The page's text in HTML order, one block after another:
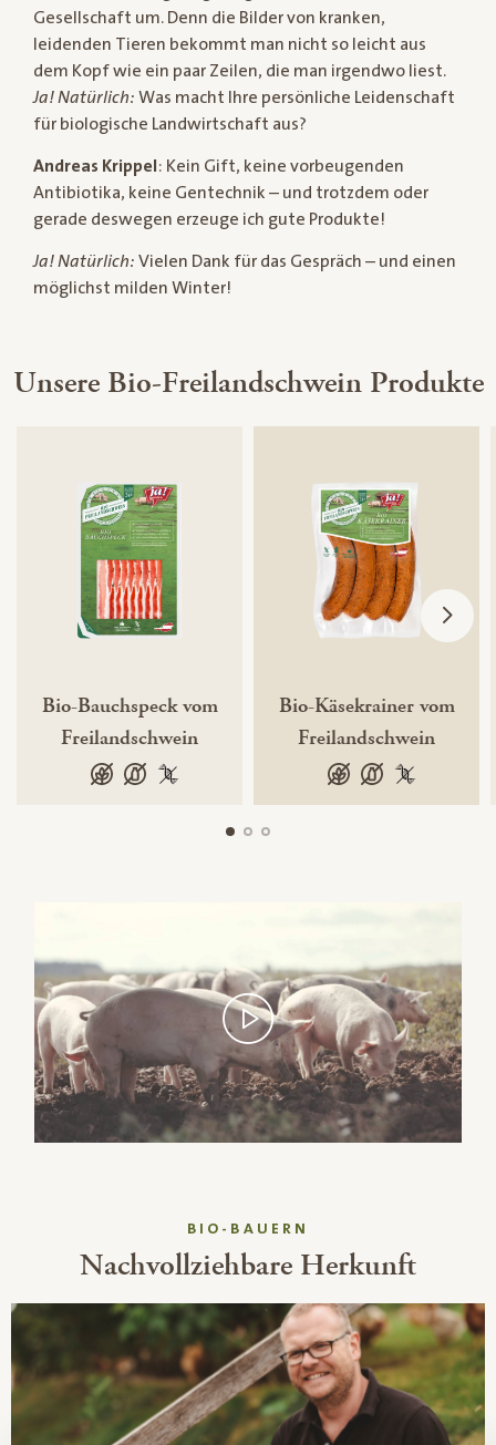
Gesellschaft um. Denn die Bilder von kranken,
leidenden Tieren bekommt man nicht so leicht aus
dem Kopf wie ein paar Zeilen, die man irgendwo liest.
Ja! Natürlich: Was macht Ihre persönliche Leidenschaft
für biologische Landwirtschaft aus?
Andreas Krippel: Kein Gift, keine vorbeugenden
Antibiotika, keine Gentechnik – und trotzdem oder
gerade deswegen erzeuge ich gute Produkte!
Ja! Natürlich: Vielen Dank für das Gespräch – und einen
möglichst milden Winter!
Unsere Bio-Freilandschwein Produkte
Bio-Bauchspeck vom
Freilandschwein
glutenfrei
laktosefrei100 % gentechnikfrei
Bio-Käsekrainer vom
Freilandschwein
glutenfrei
laktosefrei
100 %
BIO-BAUERN
Nachvollziehbare Herkunft